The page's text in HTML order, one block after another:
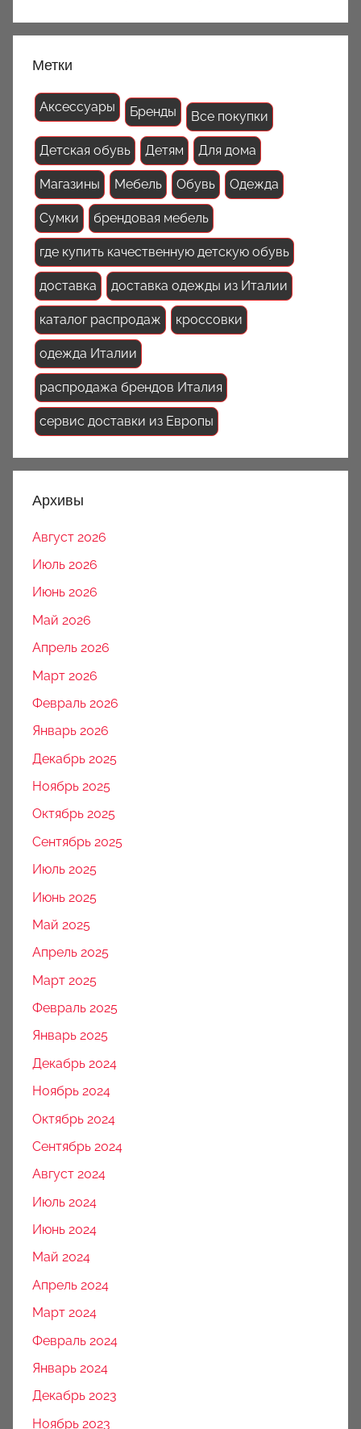
Метки
Аксессуары Бренды Все покупки
Детская обувь Детям Для дома
Магазины Мебель Обувь Одежда
Сумки брендовая мебель
где купить качественную детскую обувь
доставка доставка одежды из Италии
каталог распродаж кроссовки
одежда Италии
распродажа брендов Италия
сервис доставки из Европы
Архивы
Август 2026
Июль 2026
Июнь 2026
Май 2026
Апрель 2026
Март 2026
Февраль 2026
Январь 2026
Декабрь 2025
Ноябрь 2025
Октябрь 2025
Сентябрь 2025
Июль 2025
Июнь 2025
Май 2025
Апрель 2025
Март 2025
Февраль 2025
Январь 2025
Декабрь 2024
Ноябрь 2024
Октябрь 2024
Сентябрь 2024
Август 2024
Июль 2024
Июнь 2024
Май 2024
Апрель 2024
Март 2024
Февраль 2024
Январь 2024
Декабрь 2023
Ноябрь 2023